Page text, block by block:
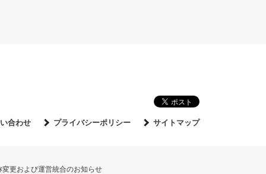
合わせ プライバシーポリシー サイトマップ
更および運営統合のお知らせ